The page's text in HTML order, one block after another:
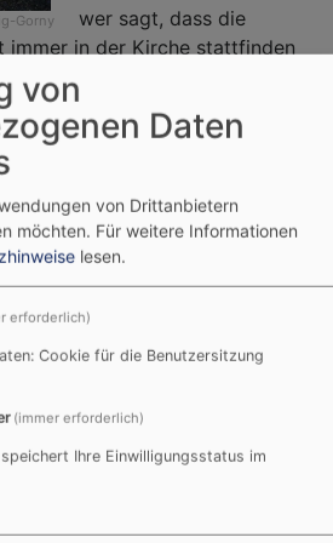
Gorny
wer sagt, dass die
immer in der Kirche stattfinden
bieten viele
Sommermonaten Tauffeste
im Garten des
oder am Teich.
Weiterlesen
am 26.6
Coburg
Kommt einfach zwischen
Christuskirche in
von
Daten
von Drittanbietern
möchten. Für weitere Informationen
lesen.
erforderlich)
Cookie für die Benutzersitzung
(immer erforderlich)
Ihre Einwilligungsstatus im